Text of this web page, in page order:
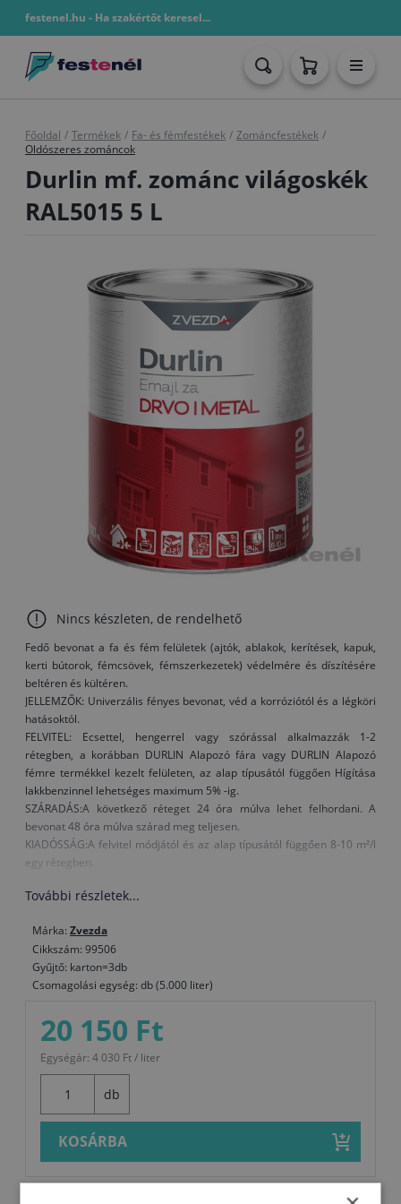
festenel.hu - Ha szakértőt keresel...
Főoldal / Termékek / Fa- és fémfestékek / Zománcfestékek /
Oldószeres zománcok
Durlin mf. zománc világoskék
RAL5015 5 L
Nincs készleten, de rendelhető
Fedő bevonat a fa és fém felületek (ajtók, ablakok, kerítések, kapuk,
kerti bútorok, fémcsövek, fémszerkezetek) védelmére és díszítésére
beltéren és kültéren.
JELLEMZŐK: Univerzális fényes bevonat, véd a korróziótól és a légköri
hatásoktól.
FELVITEL: Ecsettel, hengerrel vagy szórással alkalmazzák 1-2
rétegben, a korábban DURLIN Alapozó fára vagy DURLIN Alapozó
fémre termékkel kezelt felületen, az alap típusától függően Hígítása
lakkbenzinnel lehetséges maximum 5% -ig.
SZÁRADÁS:A következő réteget 24 óra múlva lehet felhordani. A
bevonat 48 óra múlva szárad meg teljesen.
KIADÓSSÁG:A felvitel módjától és az alap típusától függően 8-10 m²/l
egy rétegben.
További részletek...
Márka: Zvezda
Cikkszám: 99506
Gyűjtő: karton=3db
Csomagolási egység: db (5.000 liter)
20 150 Ft
Egységár: 4 030 Ft / liter
db
KOSÁRBA